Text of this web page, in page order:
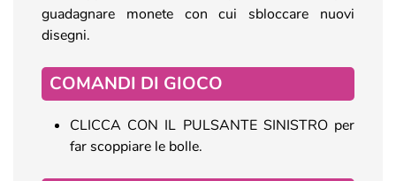
guadagnare monete con cui sbloccare nuovi
disegni.
COMANDI DI GIOCO
CLICCA CON IL PULSANTE SINISTRO per
far scoppiare le bolle.